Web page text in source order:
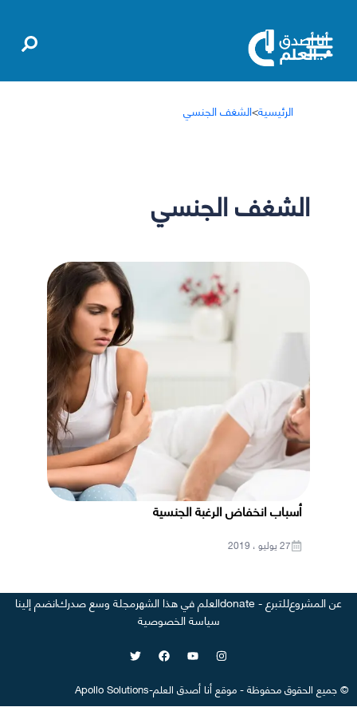
الرئيسية>الشغف الجنسي
الشغف الجنسي
أسباب انخفاض الرغبة الجنسية
27 يوليو ، 2019
عن المشروعللتبرع - donate العلم في هذا الشهرمجلة وسع صدركانضم إلينا
سياسة الخصوصية
©جميع الحقوق محفوظة-موقع أنا أصدق العلم-
Apollo Solutions